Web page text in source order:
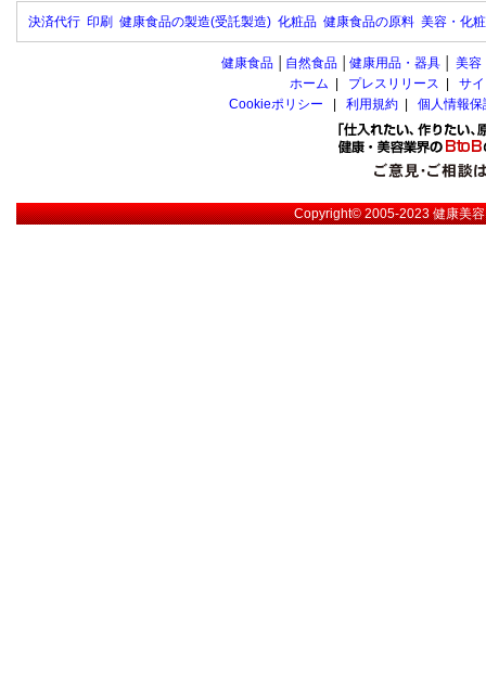
決済代行 印刷 健康食品の製造(受託製造) 化粧品 健康食品の原料 美容・化
健康食品 自然食品 健康用品・器具 美容
ホーム
プレスリリース
サ
Cookieポリシー
利用規約 個人情報
Copyright© 2005-2023健康美